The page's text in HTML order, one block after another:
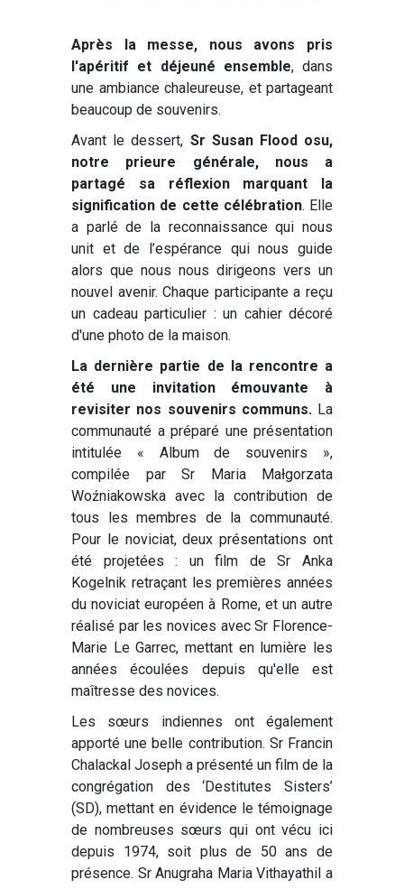
Après la messe, nous avons pris
l'apéritif et déjeuné ensemble, dans
une ambiance chaleureuse, et partageant
beaucoup de souvenirs.
Avant le dessert, Sr Susan Flood osu,
notre prieure générale, nous a
partagé sa réflexion marquant la
signification de cette célébration. Elle
a parlé de la reconnaissance qui nous
unit et de l’espérance qui nous guide
alors que nous nous dirigeons vers un
nouvel avenir. Chaque participante a reçu
un cadeau particulier : un cahier décoré
d'une photo de la maison.
La dernière partie de la rencontre a
été une invitation émouvante à
revisiter nos souvenirs communs.La
communauté a préparé une présentation
intitulée « Album de souvenirs »,
compilée par Sr Maria Małgorzata
Woźniakowska avec la contribution de
tous les membres de la communauté.
Pour le noviciat, deux présentations ont
été projetées : un film de Sr Anka
Kogelnik retraçant les premières années
du noviciat européen à Rome, et un autre
réalisé par les novices avec Sr Florence-
Marie Le Garrec, mettant en lumière les
années écoulées depuis qu'elle est
maîtresse des novices.
Les sœurs indiennes ont également
apporté une belle contribution. Sr Francin
Chalackal Joseph a présenté un film de la
congrégation des ‘Destitutes Sisters’
(SD), mettant en évidence le témoignage
de nombreuses sœurs qui ont vécu ici
depuis 1974, soit plus de 50 ans de
présence. Sr Anugraha Maria Vithayathil a